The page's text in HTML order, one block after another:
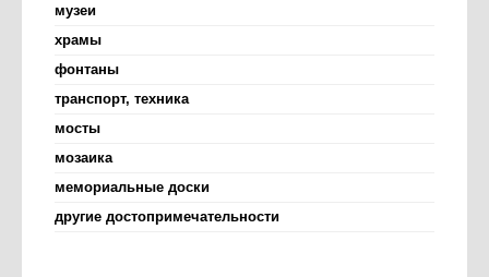
музеи
храмы
фонтаны
транспорт, техника
мосты
мозаика
мемориальные доски
другие достопримечательности